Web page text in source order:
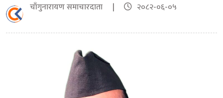
चाँगुनारायण समाचारदाता | २०८२-०६-०५